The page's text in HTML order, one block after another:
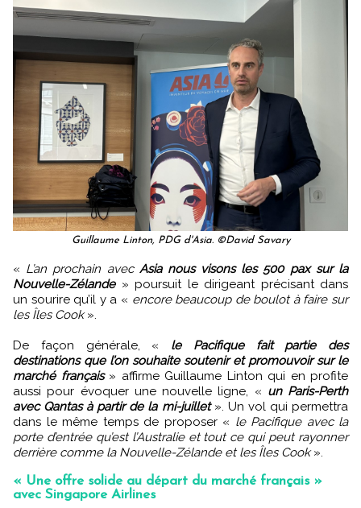
Guillaume Linton, PDG d'Asia. ©David Savary
« L’an prochain avec Asia nous visons les 500 pax sur la
Nouvelle-Zélande» poursuit le dirigeant précisant dans
un sourire qu’il y a « encore beaucoup de boulot à faire sur
les Îles Cook».
De façon générale, « le Pacifique fait partie des
destinations que l’on souhaite soutenir et promouvoir sur le
marché français» affirme Guillaume Linton qui en profite
aussi pour évoquer une nouvelle ligne, « un Paris-Perth
avec Qantas à partir de la mi-juillet ». Un vol qui permettra
dans le même temps de proposer « le Pacifique avec la
porte d’entrée qu’est l’Australie et tout ce qui peut rayonner
derrière comme la Nouvelle-Zélande et les Îles Cook».
« Une offre solide au départ du marché français »
avec Singapore Airlines